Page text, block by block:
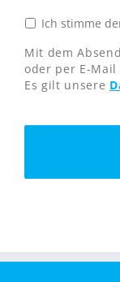
Ich stimme
Mit dem
oder per E-
Es gilt unsere